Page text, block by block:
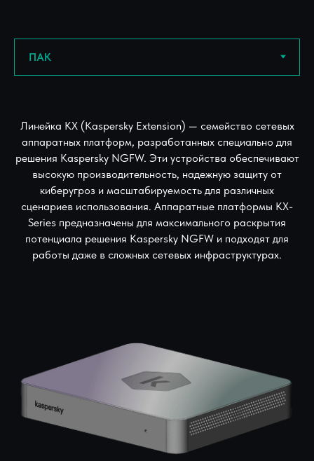
Линейка KX (Kaspersky Extension) — семейство сетевых
аппаратных платформ, разработанных специально для
решения Kaspersky NGFW. Эти устройства обеспечивают
высокую производительность, надежную защиту от
киберугроз и масштабируемость для различных
сценариев использования. Аппаратные платформы KX-
Series предназначены для максимального раскрытия
потенциала решения Kaspersky NGFW и подходят для
работы даже в сложных сетевых инфраструктурах.